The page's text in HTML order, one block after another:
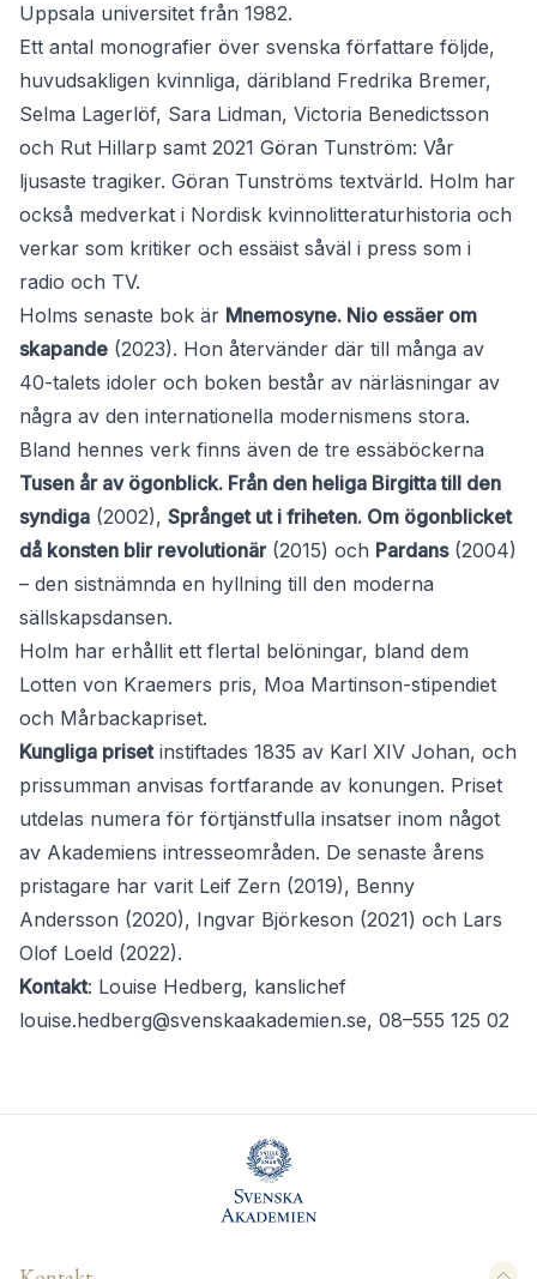
Uppsala universitet från 1982.
Ett antal monografier över svenska författare följde,
huvudsakligen kvinnliga, däribland Fredrika Bremer,
Selma Lagerlöf, Sara Lidman, Victoria Benedictsson
och Rut Hillarp samt 2021 Göran Tunström: Vår
ljusaste tragiker. Göran Tunströms textvärld. Holm har
också medverkat i Nordisk kvinnolitteraturhistoria och
verkar som kritiker och essäist såväl i press som i
radio och TV.
Holms senaste bok är Mnemosyne. Nio essäer om
skapande (2023). Hon återvänder där till många av
40-talets idoler och boken består av närläsningar av
några av den internationella modernismens stora.
Bland hennes verk finns även de tre essäböckerna
Tusen år av ögonblick. Från den heliga Birgitta till den
syndiga (2002), Språnget ut i friheten. Om ögonblicket
då konsten blir revolutionär(2015) och Pardans(2004)
– den sistnämnda en hyllning till den moderna
sällskapsdansen.
Holm har erhållit ett flertal belöningar, bland dem
Lotten von Kraemers pris, Moa Martinson-stipendiet
och Mårbackapriset.
Kungliga prisetinstiftades 1835 av Karl XIV Johan, och
prissumman anvisas fortfarande av konungen. Priset
utdelas numera för förtjänstfulla insatser inom något
av Akademiens intresseområden. De senaste årens
pristagare har varit Leif Zern (2019), Benny
Andersson (2020), Ingvar Björkeson (2021) och Lars
Olof Loeld (2022).
Kontakt: Louise Hedberg, kanslichef
louise.hedberg@svenskaakademien.se, 08–555 125 02